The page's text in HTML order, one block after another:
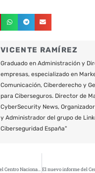
VICENTE RAMÍREZ
Graduado en Administración y
empresas, especializado en
Comunicación, Ciberderecho y
para Ciberseguros. Director de
CyberSecurity News, Organizador
y Administrador del grupo de
Ciberseguridad España"
El Ministerio de Justicia y el Centro Nacional de Inteligencia firman un Convenio en materia de ciberseguridad